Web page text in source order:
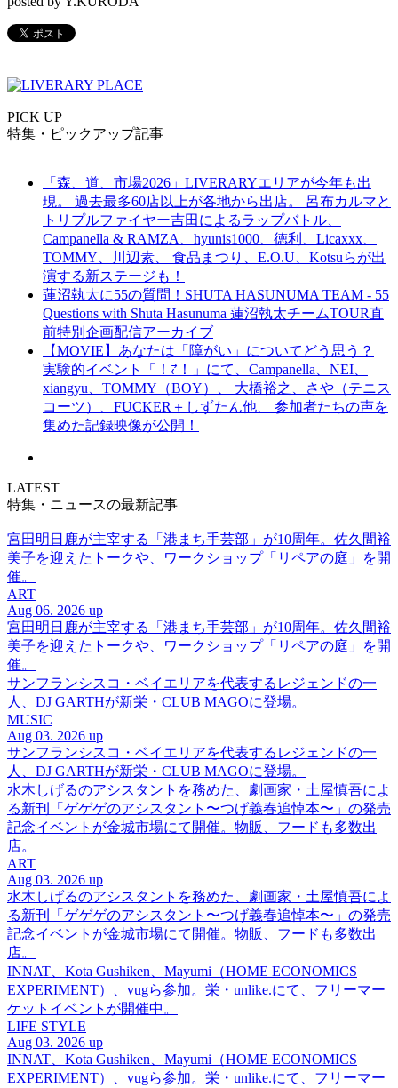
PICK UP
特集・ピックアップ記事
「森、道、市場2026」LIVERARYエリアが今年も出
現。 過去最多60店以上が各地から出店。 呂布カルマと
トリプルファイヤー吉田によるラップバトル、
Campanella & RAMZA、hyunis1000、徳利、Licaxxx、
TOMMY、川辺素、 食品まつり、E.O.U、Kotsuらが出
演する新ステージも！
蓮沼執太に55の質問！SHUTA HASUNUMA TEAM - 55
Questions with Shuta Hasunuma 蓮沼執太チームTOUR直
前特別企画配信アーカイブ
【MOVIE】あなたは「障がい」についてどう思う？
実験的イベント「！⇄！」にて、Campanella、NEI、
xiangyu、TOMMY（BOY）、 大橋裕之、さや（テニス
コーツ）、FUCKER＋しずたん他、 参加者たちの声を
集めた記録映像が公開！
LATEST
特集・ニュースの最新記事
宮田明日鹿が主宰する「港まち手芸部」が10周年。佐久間裕
美子を迎えたトークや、ワークショップ「リペアの庭」を開
催。
ART
Aug 06. 2026 up
宮田明日鹿が主宰する「港まち手芸部」が10周年。佐久間裕
美子を迎えたトークや、ワークショップ「リペアの庭」を開
催。
サンフランシスコ・ベイエリアを代表するレジェンドの一
人、DJ GARTHが新栄・CLUB MAGOに登場。
MUSIC
Aug 03. 2026 up
サンフランシスコ・ベイエリアを代表するレジェンドの一
人、DJ GARTHが新栄・CLUB MAGOに登場。
水木しげるのアシスタントを務めた、劇画家・土屋慎吾によ
る新刊「ゲゲゲのアシスタント〜つげ義春追悼本〜」の発売
記念イベントが金城市場にて開催。物販、フードも多数出
店。
ART
Aug 03. 2026 up
水木しげるのアシスタントを務めた、劇画家・土屋慎吾によ
る新刊「ゲゲゲのアシスタント〜つげ義春追悼本〜」の発売
記念イベントが金城市場にて開催。物販、フードも多数出
店。
INNAT、Kota Gushiken、Mayumi（HOME ECONOMICS
EXPERIMENT）、vugら参加。栄・unlike.にて、フリーマー
ケットイベントが開催中。
LIFE STYLE
Aug 03. 2026 up
INNAT、Kota Gushiken、Mayumi（HOME ECONOMICS
EXPERIMENT）、vugら参加。栄・unlike.にて、フリーマー